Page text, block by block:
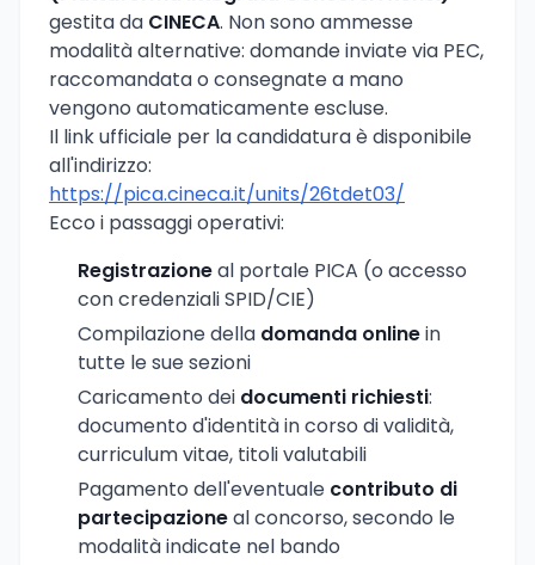
gestita da CINECA. Non sono ammesse
modalità alternative: domande inviate via PEC,
raccomandata o consegnate a mano
vengono automaticamente escluse.
Il link ufficiale per la candidatura è disponibile
all'indirizzo:
https://pica.cineca.it/units/26tdet03/
Ecco i passaggi operativi:
Registrazioneal portale PICA (o accesso
con credenziali SPID/CIE)
Compilazione della domanda onlinein
tutte le sue sezioni
Caricamento dei documenti richiesti:
documento d'identità in corso di validità,
curriculum vitae, titoli valutabili
Pagamento dell'eventuale contributo di
partecipazioneal concorso, secondo le
modalità indicate nel bando